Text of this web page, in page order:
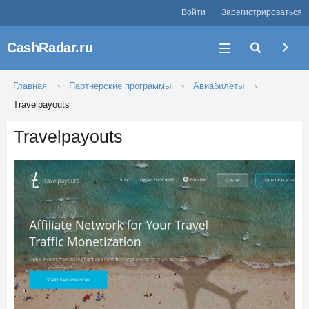
Войти Зарегистрироваться
CashRadar.ru
Главная Партнерские программы
Авиабилеты
Travelpayouts
Travelpayouts